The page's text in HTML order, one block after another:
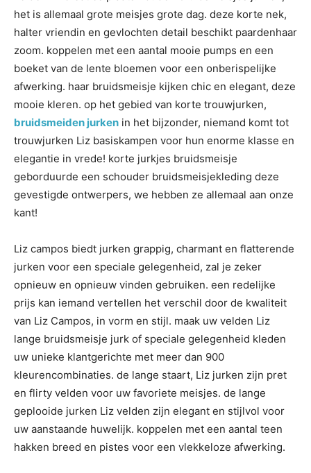
het is allemaal grote meisjes grote dag. deze korte nek,
halter vriendin en gevlochten detail beschikt paardenhaar
zoom. koppelen met een aantal mooie pumps en een
boeket van de lente bloemen voor een onberispelijke
afwerking. haar bruidsmeisje kijken chic en elegant, deze
mooie kleren. op het gebied van korte trouwjurken,
bruidsmeiden jurken in het bijzonder, niemand komt tot
trouwjurken Liz basiskampen voor hun enorme klasse en
elegantie in vrede! korte jurkjes bruidsmeisje
geborduurde een schouder bruidsmeisjekleding deze
gevestigde ontwerpers, we hebben ze allemaal aan onze
kant!
Liz campos biedt jurken grappig, charmant en flatterende
jurken voor een speciale gelegenheid, zal je zeker
opnieuw en opnieuw vinden gebruiken. een redelijke
prijs kan iemand vertellen het verschil door de kwaliteit
van Liz Campos, in vorm en stijl. maak uw velden Liz
lange bruidsmeisje jurk of speciale gelegenheid kleden
uw unieke klantgerichte met meer dan 900
kleurencombinaties. de lange staart, Liz jurken zijn pret
en flirty velden voor uw favoriete meisjes. de lange
geplooide jurken Liz velden zijn elegant en stijlvol voor
uw aanstaande huwelijk. koppelen met een aantal teen
hakken breed en pistes voor een vlekkeloze afwerking.